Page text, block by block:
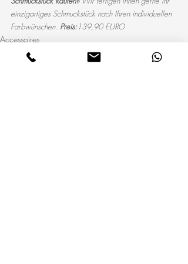
einzigartiges Schmuckstück nach Ihren individuellen
Farbwünschen. Preis:139,90 EURO
Accessoires
Profi Workshops